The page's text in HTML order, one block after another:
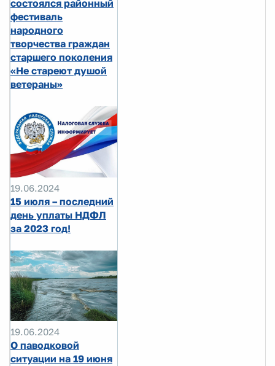
состоялся районный
фестиваль
народного
творчества граждан
старшего поколения
«Не стареют душой
ветераны»
19.06.2024
15 июля – последний
день уплаты НДФЛ
за 2023 год!
19.06.2024
О паводковой
ситуации на 19 июня